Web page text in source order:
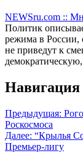
NEWSru.com ::
Политик
режима в России,
не приведут к
Навигация
Предыдущая:
Роскосмоса
Далее: “Крылья
Премьер-лигу